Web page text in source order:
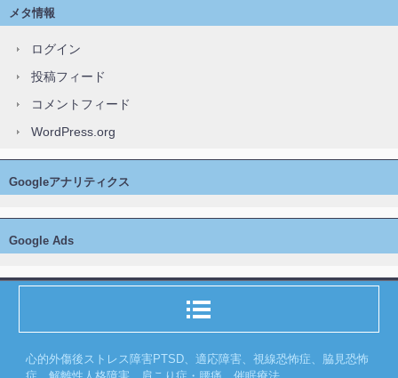
メタ情報
ログイン
投稿フィード
コメントフィード
WordPress.org
Googleアナリティクス
Google Ads
心的外傷後ストレス障害PTSD、適応障害、視線恐怖症、脇見恐怖